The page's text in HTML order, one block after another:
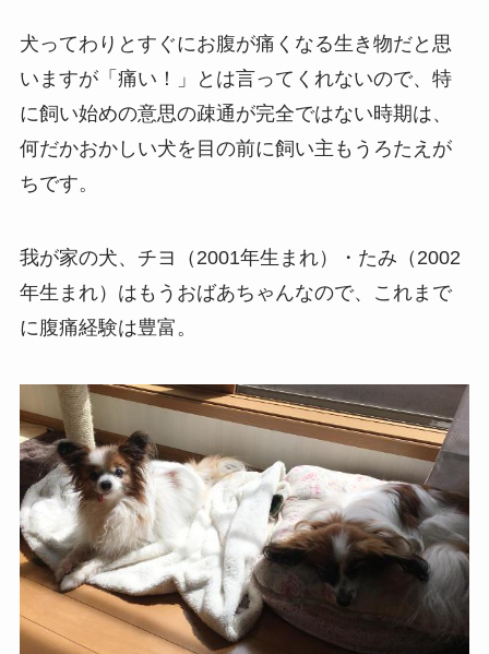
犬ってわりとすぐにお腹が痛くなる生き物だと思
いますが「痛い！」とは言ってくれないので、特
に飼い始めの意思の疎通が完全ではない時期は、
何だかおかしい犬を目の前に飼い主もうろたえが
ちです。
我が家の犬、チヨ（2001年生まれ）・たみ（2002
年生まれ）はもうおばあちゃんなので、これまで
に腹痛経験は豊富。